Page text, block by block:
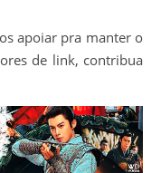
apoiar pra manter o
de link, contribua